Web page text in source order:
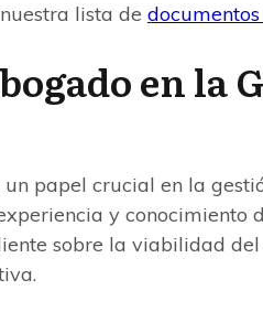
lista de
en la
papel crucial en la
y conocimiento
sobre la viabilidad